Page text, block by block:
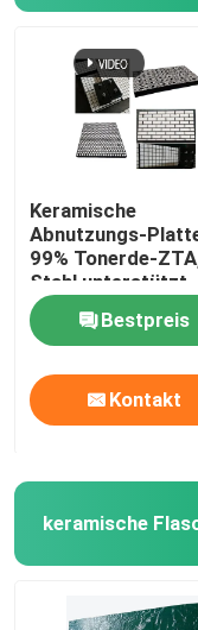
Keramische
Abnutzungs-
99% Tonerde-
Stahl unterstützt
zeichnet
Bestpreis
Kontakt
keramische